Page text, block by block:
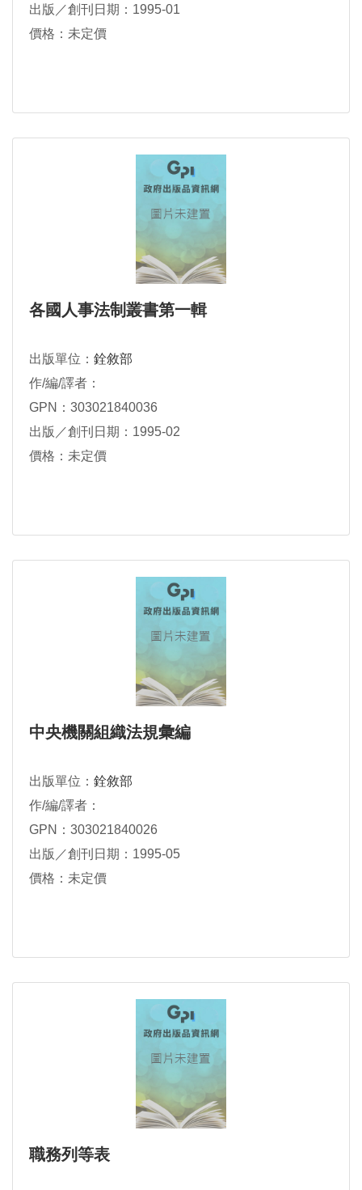
出版／創刊日期：1995-01
價格：未定價
各國人事法制叢書第一輯
出版單位： 銓敘部
作/編/譯者：
GPN：303021840036
出版／創刊日期：1995-02
價格：未定價
中央機關組織法規彙編
出版單位： 銓敘部
作/編/譯者：
GPN：303021840026
出版／創刊日期：1995-05
價格：未定價
職務列等表